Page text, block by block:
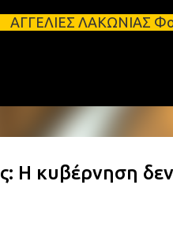
Μετάβαση στο
Φοιτητικά σπίτια
κυβέρνηση δεν